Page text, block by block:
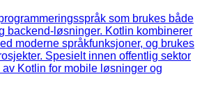
som brukes både
backend-løsninger. Kotlin kombinerer
moderne språkfunksjoner, og brukes
Spesielt innen offentlig sektor
Kotlin for mobile løsninger og